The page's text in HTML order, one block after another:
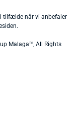
tilfælde når vi anbefaler
Malaga™, All Rights